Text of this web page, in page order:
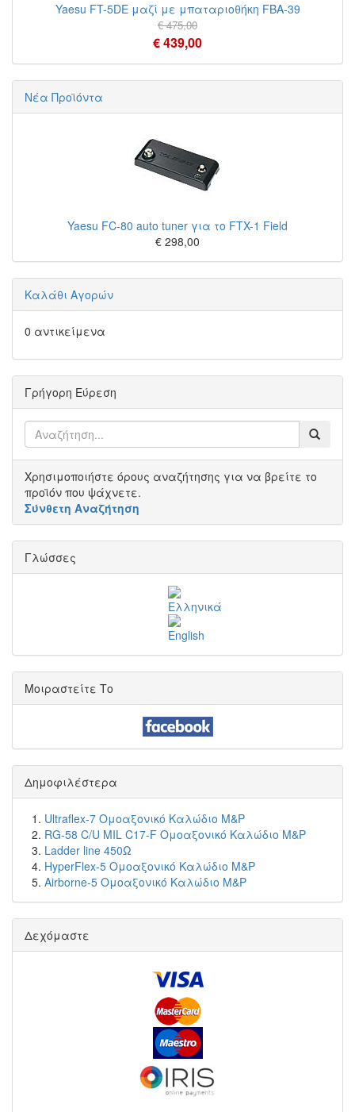
Yaesu FT-5DE μαζί με μπαταριοθήκη FBA-39
€ 475,00
€ 439,00
Νέα Προϊόντα
Yaesu FC-80 auto tuner για το FTX-1 Field
€ 298,00
Καλάθι Αγορών
0 αντικείμενα
Γρήγορη Εύρεση
Χρησιμοποιήστε όρους αναζήτησης για να βρείτε το
προϊόν που ψάχνετε.
Σύνθετη Αναζήτηση
Γλώσσες
Μοιραστείτε Το
Δημοφιλέστερα
Ultraflex-7 Ομοαξονικό Καλώδιο M&P
RG-58 C/U MIL C17-F Ομοαξονικό Καλώδιο M&P
Ladder line 450Ω
HyperFlex-5 Ομοαξονικό Καλώδιο M&P
Airborne-5 Ομοαξονικό Καλώδιο M&P
Δεχόμαστε